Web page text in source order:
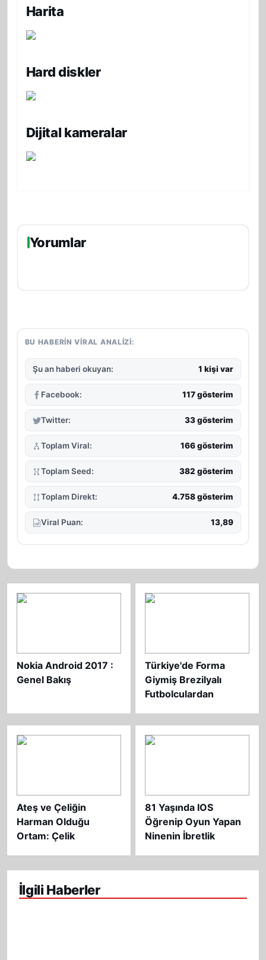
Harita
Hard diskler
Dijital kameralar
Yorumlar
BU HABERIN VIRAL ANALIZI:
Şu an haberi okuyan: 1 kişi var
Facebook: 117 gösterim
Twitter: 33 gösterim
Toplam Viral: 166 gösterim
Toplam Seed: 382 gösterim
Toplam Direkt: 4.758 gösterim
Viral Puan: 13,89
Nokia Android 2017 :
Genel Bakış
Türkiye'de Forma
Giymiş Brezilyalı
Futbolculardan
Ateş ve Çeliğin
Harman Olduğu
Ortam: Çelik
81 Yaşında IOS
Öğrenip Oyun Yapan
Ninenin İbretlik
İlgili Haberler